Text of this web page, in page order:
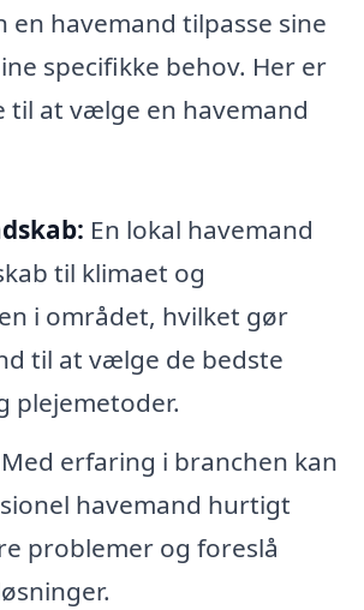
en havemand tilpasse sine
specifikke behov. Her er
til at vælge en havemand
En lokal havemand
til klimaet og
i området, hvilket gør
til at vælge de bedste
plejemetoder.
Med erfaring i branchen kan
havemand hurtigt
problemer og foreslå